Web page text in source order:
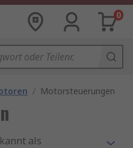
0
/ Motorsteuerungen
als